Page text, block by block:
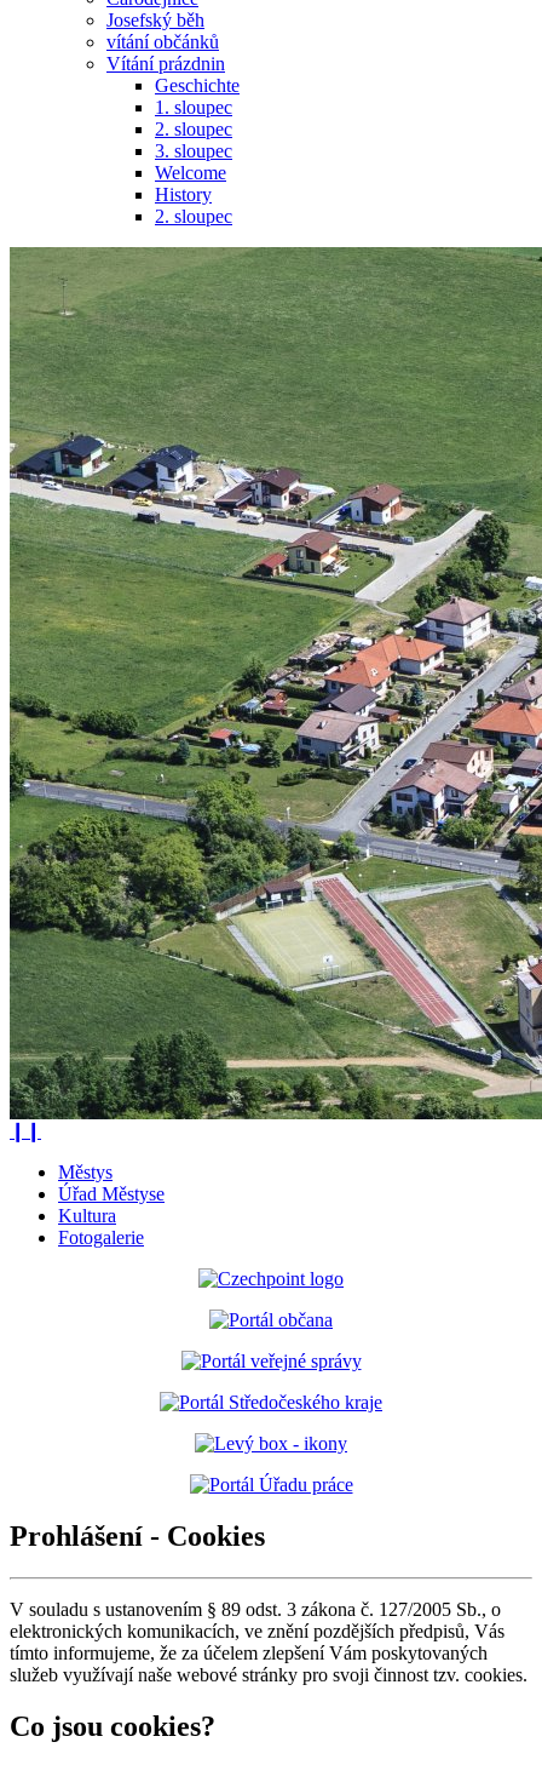
Josefský běh
vítání občánků
Vítání prázdnin
Geschichte
1. sloupec
2. sloupec
3. sloupec
Welcome
History
2. sloupec
Městys
Úřad Městyse
Kultura
Fotogalerie
Prohlášení - Cookies
V souladu s ustanovením § 89 odst. 3 zákona č. 127/2005 Sb., o
elektronických komunikacích, ve znění pozdějších předpisů, Vás
tímto informujeme, že za účelem zlepšení Vám poskytovaných
služeb využívají naše webové stránky pro svoji činnost tzv. cookies.
Co jsou cookies?